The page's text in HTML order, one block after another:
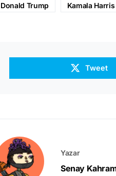
Donald Trump Kamala Harris
Tweet
Yazar
Senay